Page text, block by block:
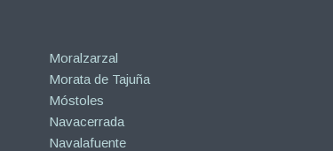
Moralzarzal
Morata de Tajuña
Móstoles
Navacerrada
Navalafuente